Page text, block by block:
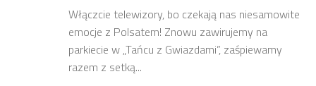
Włączcie telewizory, bo czekają nas niesamowite
emocje z Polsatem! Znowu zawirujemy na
parkiecie w „Tańcu z Gwiazdami”, zaśpiewamy
razem z setką...